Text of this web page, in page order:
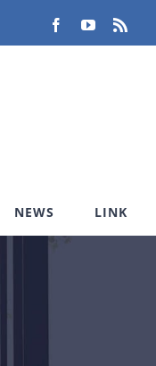
FacebookYouTube
NEWS LINK